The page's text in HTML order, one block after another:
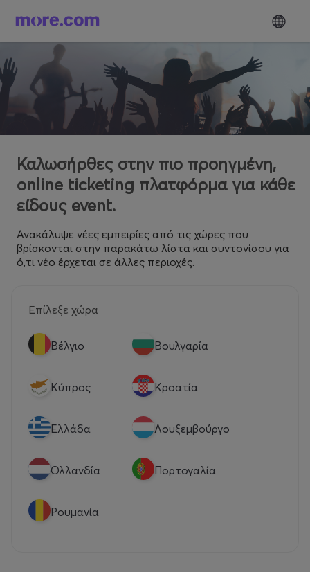
Καλωσήρθες στην πιο προηγμένη,
online ticketing πλατφόρμα για κάθε
είδους event.
Ανακάλυψε νέες εμπειρίες από τις χώρες που
βρίσκονται στην παρακάτω λίστα και συντονίσου για
ό,τι νέο έρχεται σε άλλες περιοχές.
Επίλεξε χώρα
Βέλγιο Βουλγαρία
Κύπρος Κροατία
Eλλάδα Λουξεμβούργο
Ολλανδία Πορτογαλία
Ρουμανία